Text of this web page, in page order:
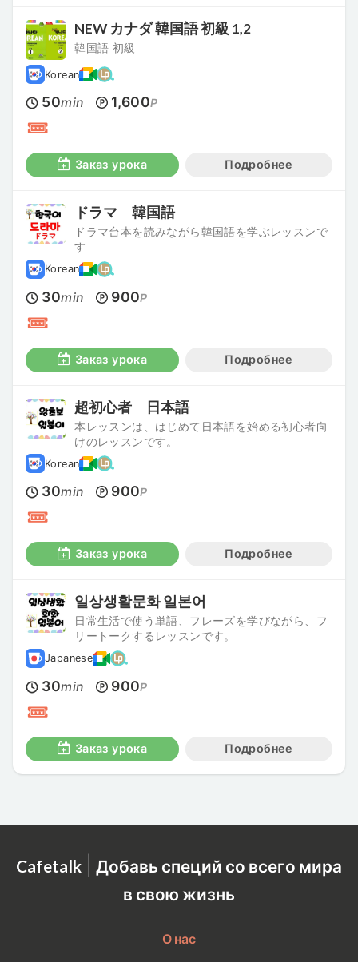
NEW カナダ 韓国語 初級 1,2
韓国語 初級
Korean
50min 1,600P
Заказ урока Подробнее
ドラマ 韓国語
ドラマ台本を読みながら韓国語を学ぶレッスンで
す
Korean
30min 900P
Заказ урока Подробнее
超初心者 日本語
本レッスンは、はじめて日本語を始める初心者向
けのレッスンです。
Korean
30min 900P
Заказ урока Подробнее
일상생활문화 일본어
日常生活で使う単語、フレーズを学びながら、フ
リートークするレッスンです。
Japanese
30min 900P
Заказ урока Подробнее
Cafetalk | Добавь специй со всего мира
в свою жизнь
О нас